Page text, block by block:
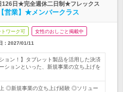
126日★完全週休二日制★フレックス
営業】★メンバークラス
トワーク可 女性のおしごと掲載中
： 2027/01/11
ョン！】タブレット製品を活用した決済
ションといった、新規事業の立ち上げを
◎新規事業の立ち上げ経験 ◎ソリュー